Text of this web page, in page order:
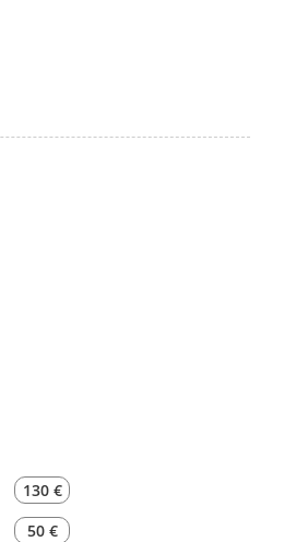
130 €
50 €